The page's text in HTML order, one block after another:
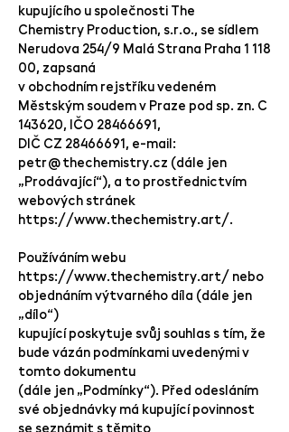
kupujícího u společnosti The
Chemistry Production, s.r.o., se sídlem
Nerudova 254/9 Malá Strana Praha 1 118
00, zapsaná
v obchodním rejstříku vedeném
Městským soudem v Praze pod sp. zn. C
143620, IČO 28466691,
DIČ CZ 28466691, e-mail:
petr@thechemistry.cz (dále jen
„Prodávající“), a to prostřednictvím
webových stránek
https://www.thechemistry.art/.
Používáním webu
https://www.thechemistry.art/ nebo
objednáním výtvarného díla (dále jen
„dílo“)
kupující poskytuje svůj souhlas s tím, že
bude vázán podmínkami uvedenými v
tomto dokumentu
(dále jen „Podmínky“). Před odesláním
své objednávky má kupující povinnost
se seznámit s těmito